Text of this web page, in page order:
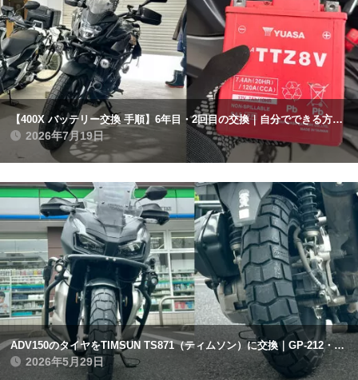
【400X バッテリー交換 手順】6年目・2回目の交換｜自分でできる方法と注意点まとめ
2026年7月19日
ADV150のタイヤをTIMSUN TS871（ティムソン）に交換｜GP-212・アナキーストリートとの比較記録
2026年5月29日